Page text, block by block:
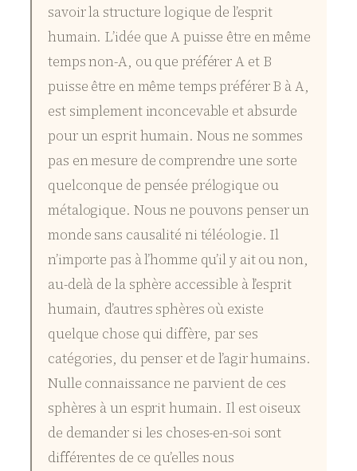
savoir la structure logique de l’esprit
humain. L’idée que A puisse être en même
temps non-A, ou que préférer A et B
puisse être en même temps préférer B à A,
est simplement inconcevable et absurde
pour un esprit humain. Nous ne sommes
pas en mesure de comprendre une sorte
quelconque de pensée prélogique ou
métalogique. Nous ne pouvons penser un
monde sans causalité ni téléologie. Il
n’importe pas à l’homme qu’il y ait ou non,
au-delà de la sphère accessible à l’esprit
humain, d’autres sphères où existe
quelque chose qui diffère, par ses
catégories, du penser et de l’agir humains.
Nulle connaissance ne parvient de ces
sphères à un esprit humain. Il est oiseux
de demander si les choses-en-soi sont
différentes de ce qu’elles nous